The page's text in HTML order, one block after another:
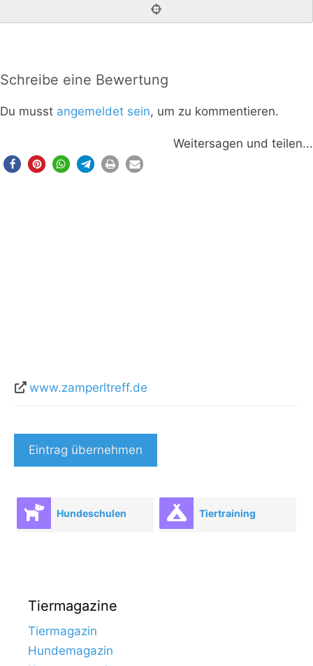
Schreibe eine Bewertung
Du musst angemeldet sein, um zu kommentieren.
Weitersagen und teilen...
www.zamperltreff.de
Eintrag übernehmen
Hundeschulen Tiertraining
Tiermagazine
Tiermagazin
Hundemagazin